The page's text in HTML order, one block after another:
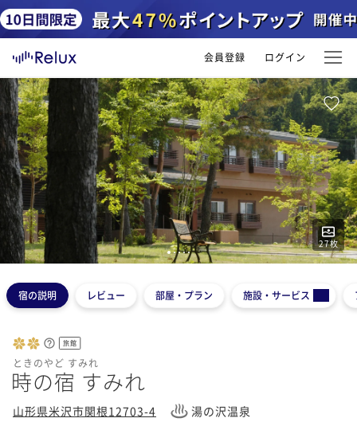
会員登録 ログイン
27枚
12345
宿の説明 レビュー 部屋・プラン 施設・サービス
旅館
ときのやど すみれ
時の宿 すみれ
山形県米沢市関根12703-4 湯の沢温泉